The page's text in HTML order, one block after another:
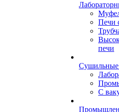
Печи
печи
С